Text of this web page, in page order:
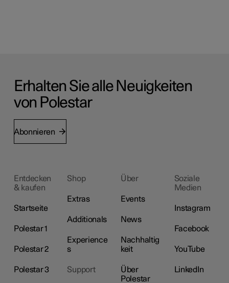
Erhalten Sie alle Neuigkeiten
von Polestar
Abonnieren
Entdecken
& kaufen
Startseite
Polestar 1
Polestar 2
Polestar 3
Shop
Extras
Additionals
Experience
s
Support
Über
Events
News
Nachhaltig
keit
Über
Polestar
Soziale
Medien
Instagram
Facebook
YouTube
LinkedIn